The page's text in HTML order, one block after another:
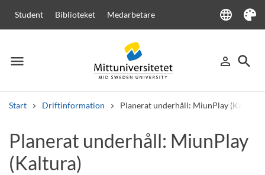
Student Biblioteket Medarbetare language
Language
Tema
menu
Meny person_outline
Logga in
search
Sök
Start Driftinformation Planerat underhåll: MiunPlay (Kaltura)
Andra söktjänster
Kurser och program
Planerat underhåll: MiunPlay
(Kaltura)